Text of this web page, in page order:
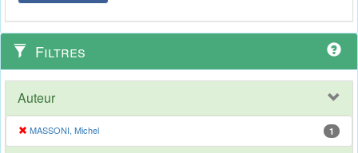
Filtres
Auteur
MASSONI, Michel 1